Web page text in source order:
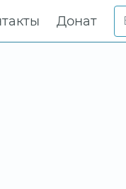
Донат